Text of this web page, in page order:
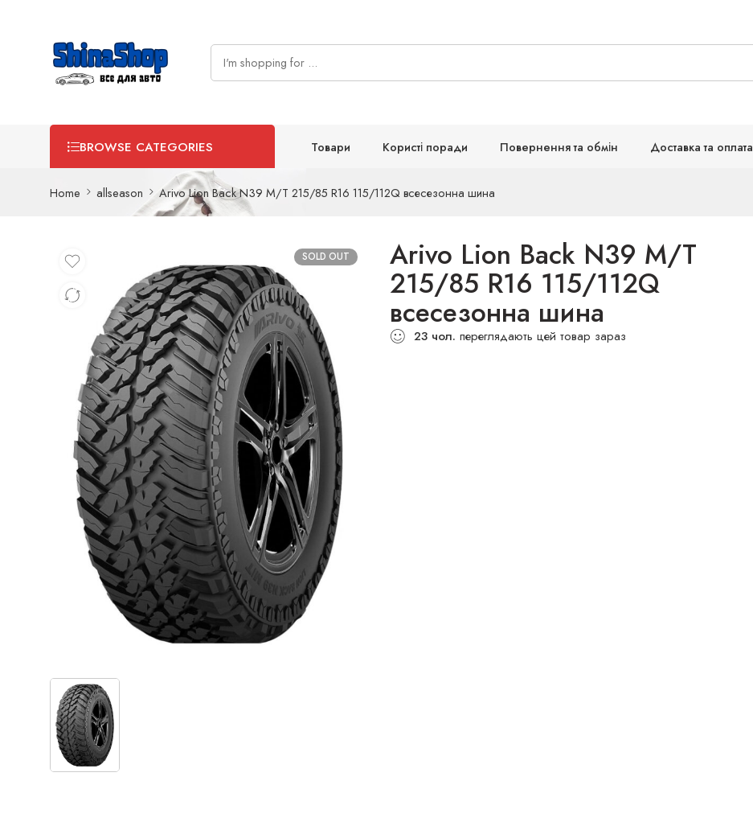
BROWSE CATEGORIES Товари Користі поради Повернення та обмін Доставка та оплата
Home allseason Arivo Lion Back N39 M/T 215/85 R16 115/112Q всесезонна шина
SOLD OUT Arivo Lion Back N39 M/T
215/85 R16 115/112Q
всесезонна шина
23 чол. переглядають цей товар зараз